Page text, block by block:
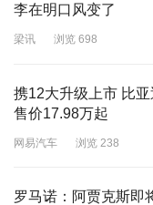
李在明口风变了
梁讯 浏览 698
携12大升级上市 比
售价17.98万起
网易汽车 浏览 238
罗马诺：阿贾克斯即